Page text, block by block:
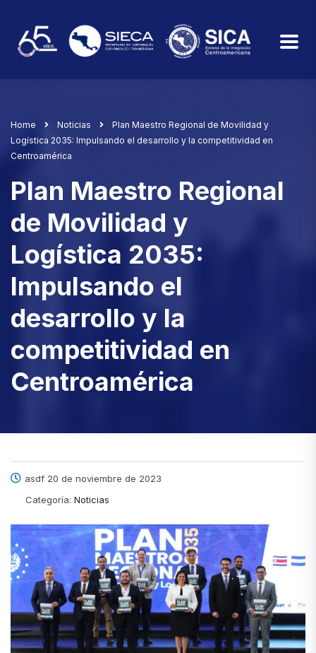
Home Noticias
Plan Maestro Regional de Movilidad y
Logística 2035: Impulsando el desarrollo y la competitividad en
Centroamérica
Plan Maestro Regional
de Movilidad y
Logística 2035:
Impulsando el
desarrollo y la
competitividad en
Centroamérica
asdf 20 de noviembre de 2023
Categoría: Noticias